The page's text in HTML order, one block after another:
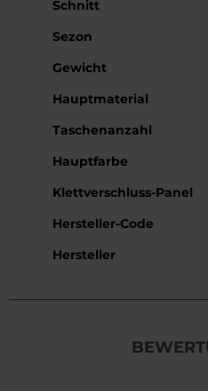
Schnitt
Sezon
Gewicht
Hauptmaterial
Taschenanzahl
Hauptfarbe
Klettverschluss-Panel
Hersteller-Code
Hersteller